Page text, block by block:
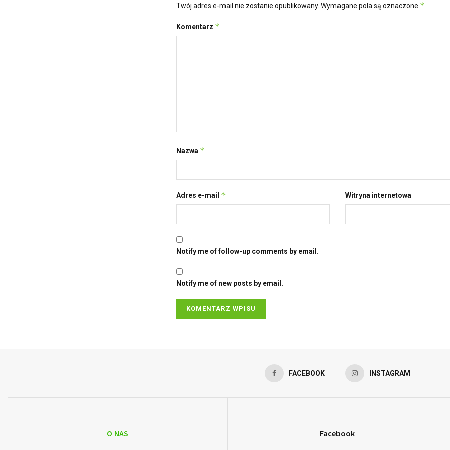
Twój adres e-mail nie zostanie opublikowany. Wymagane pola są oznaczone *
Komentarz *
Nazwa *
Adres e-mail * Witryna internetowa
Notify me of follow-up comments by email.
Notify me of new posts by email.
FACEBOOK INSTAGRAM
O NAS Facebook